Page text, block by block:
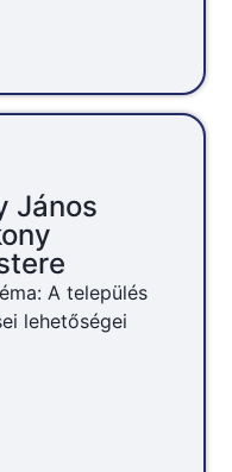
János
A település
lehetőségei